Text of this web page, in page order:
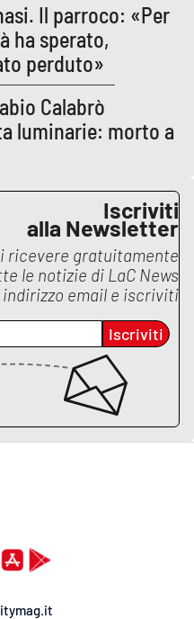
Il parroco: «Per
ha sperato,
perduto»
Calabrò
luminarie: morto a
Iscriviti
alla Newsletter
ricevere gratuitamente
le notizie di LaC News
email e iscriviti
Iscriviti